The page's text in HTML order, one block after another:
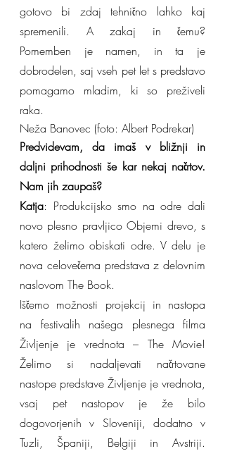
gotovo bi zdaj tehnično lahko kaj
spremenili. A zakaj in čemu?
Pomemben je namen, in ta je
dobrodelen, saj vseh pet let s predstavo
pomagamo mladim, ki so preživeli
raka.
Neža Banovec (foto: Albert Podrekar)
Predvidevam, da imaš v bližnji in
daljni prihodnosti še kar nekaj načrtov.
Nam jih zaupaš?
Katja: Produkcijsko smo na odre dali
novo plesno pravljico Objemi drevo, s
katero želimo obiskati odre. V delu je
nova celovečerna predstava z delovnim
naslovom The Book.
Iščemo možnosti projekcij in nastopa
na festivalih našega plesnega filma
Življenje je vrednota – The Movie!
Želimo si nadaljevati načrtovane
nastope predstave Življenje je vrednota,
vsaj pet nastopov je že bilo
dogovorjenih v Sloveniji, dodatno v
Tuzli, Španiji, Belgiji in Avstriji.